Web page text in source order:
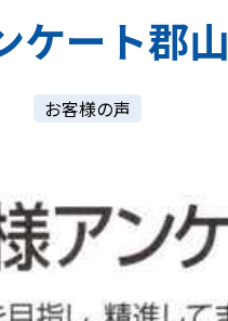
ケート郡山
お客様の声